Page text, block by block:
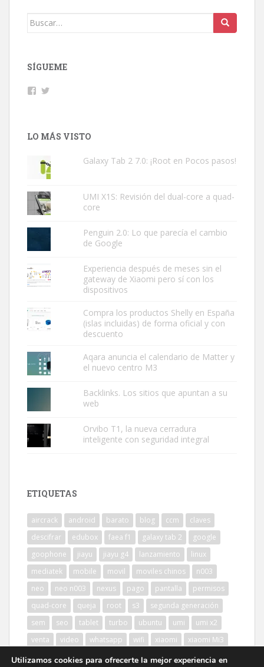
Buscar:
SÍGUEME
Facebook
LO MÁS VISTO
Galaxy Tab 2 7.0: ¡Root en Pocos pasos!
UMI X1S: Revisión del dual-core a quad-
core
Penguin 2.0: Lo que parecía el cambio
de Google
Experiencia después de meses sin el
gateway de Xiaomi pero sí con los
dispositivos
Compra los productos Shelly en España
(islas incluidas) de forma oficial y con
descuento
Aqara anuncia el calendario de Matter y
el nuevo centro M3
Backlinks. Los sitios que apuntan a su
web
Orvibo T1, la nueva cerradura
inteligente con seguridad integral
ETIQUETAS
aircrack android barato blog ccm
claves
descifrar
edubox faea f1 galaxy tab 2
google
goophone
jiayu jiayu g4 lanzamiento
linux
mediatek
mobile movil moviles chinos
n003
neo
neo n003 nexus pago pantalla
permisos
quad-core
queja root s3
segunda generación
sem
seo tablet turbo ubuntu umi
umi x2
venta
video whatsapp wifi xiaomi xiaomi Mi3
Utilizamos cookies para ofrecerte la mejor experiencia en